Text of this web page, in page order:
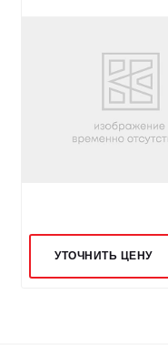
УТОЧНИТЬ ЦЕНУ